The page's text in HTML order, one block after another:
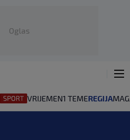
Oglas
VRIJEMEN1 TEMEREGIJA